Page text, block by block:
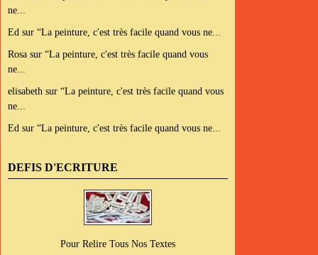
ne...
Ed sur “La peinture, c'est très facile quand vous ne...
Rosa sur “La peinture, c'est très facile quand vous
ne...
elisabeth sur “La peinture, c'est très facile quand vous
ne...
Ed sur “La peinture, c'est très facile quand vous ne...
DEFIS D'ECRITURE
Pour Relire Tous Nos Textes